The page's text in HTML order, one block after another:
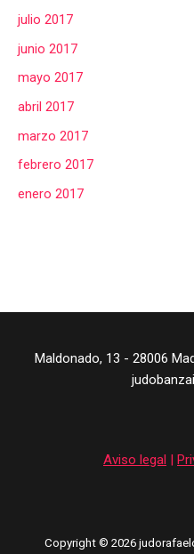
julio 2017
junio 2017
mayo 2017
abril 2017
marzo 2017
febrero 2017
enero 2017
Maldonado, 13 - 28006
Aviso legal |
Copyright © 2026